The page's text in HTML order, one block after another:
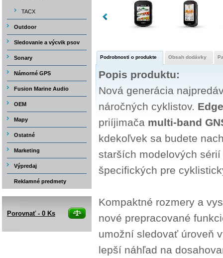
Podrobnosti o produkte Obsah dodávky
Popis produktu:
Nová generácia
náročných cyklistov.
priíjimača multi-band
kdekoľvek sa budete
starších modelových
špecifických pre
Kompaktné rozmery a
nové prepracované
umožní sledovať úroveň
lepší náhľad na
TACX
Outdoor
Sledovanie a výcvik psov
Sonary
Námorné GPS
Fusion Marine Audio
OEM
Mapy
Ostatné
Marketing
Výpredaj
Reklamné predmety
Porovnať - 0 Ks